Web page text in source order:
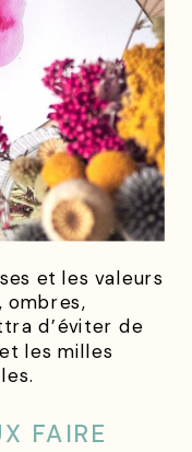
et les valeurs
ombres,
d’éviter de
les milles
FAIRE